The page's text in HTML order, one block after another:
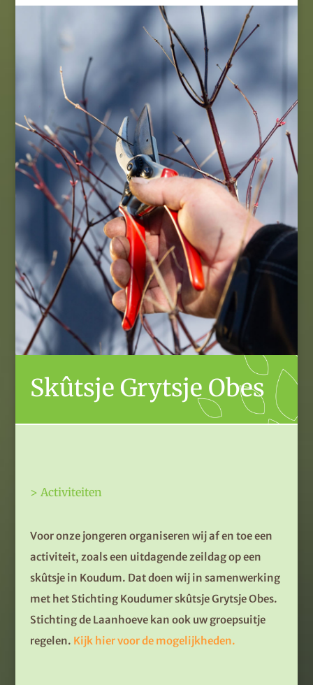
Skûtsje Grytsje Obes
> Activiteiten
Voor onze jongeren organiseren wij af en toe een
activiteit, zoals een uitdagende zeildag op een
skûtsje in Koudum. Dat doen wij in samenwerking
met het Stichting Koudumerskûtsje Grytsje Obes.
Stichting de Laanhoeve kan ook uw groepsuitje
regelen. Kijk hier voor de mogelijkheden.